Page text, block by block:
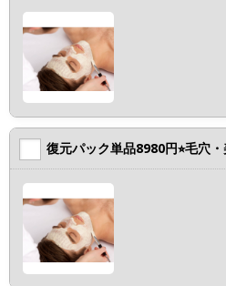
復元パック単品8980円⭐︎毛穴